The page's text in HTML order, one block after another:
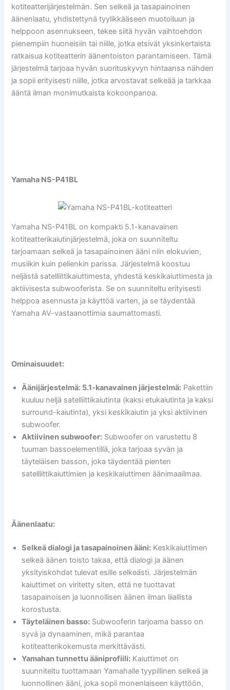
kotiteatterijärjestelmän. Sen selkeä ja tasapainoinen
äänenlaatu, yhdistettynä tyylikkääseen muotoiluun ja
helppoon asennukseen, tekee siitä hyvän vaihtoehdon
pienempiin huoneisiin tai niille, jotka etsivät yksinkertaista
ratkaisua kotiteatterin äänentoiston parantamiseen. Tämä
järjestelmä tarjoaa hyvän suorituskyvyn hintaansa nähden
ja sopii erityisesti niille, jotka arvostavat selkeää ja tarkkaa
ääntä ilman monimutkaista kokoonpanoa.
Yamaha NS-P41BL
Yamaha NS-P41BL on kompakti 5.1-kanavainen
kotiteatterikaiutinjärjestelmä, joka on suunniteltu
tarjoamaan selkeä ja tasapainoinen ääni niin elokuvien,
musiikin kuin pelienkin parissa. Järjestelmä koostuu
neljästä satelliittikaiuttimesta, yhdestä keskikaiuttimesta ja
aktiivisesta subwooferista. Se on suunniteltu erityisesti
helppoa asennusta ja käyttöä varten, ja se täydentää
Yamaha AV-vastaanottimia saumattomasti.
Ominaisuudet:
Äänijärjestelmä: 5.1-kanavainen järjestelmä: Pakettiin
kuuluu neljä satelliittikaiutinta (kaksi etukaiutinta ja kaksi
surround-kaiutinta), yksi keskikaiutin ja yksi aktiivinen
subwoofer.
Aktiivinen subwoofer: Subwoofer on varustettu 8
tuuman bassoelementillä, joka tarjoaa syvän ja
täyteläisen basson, joka täydentää pienten
satelliittikaiuttimien ja keskikaiuttimen äänimaailmaa.
Äänenlaatu:
Selkeä dialogi ja tasapainoinen ääni: Keskikaiuttimen
selkeä äänen toisto takaa, että dialogi ja äänen
yksityiskohdat tulevat esille selkeästi. Järjestelmän
kaiuttimet on viritetty siten, että ne tuottavat
tasapainoisen ja luonnollisen äänen ilman liiallista
korostusta.
Täyteläinen basso: Subwooferin tarjoama basso on
syvä ja dynaaminen, mikä parantaa
kotiteatterikokemusta merkittävästi.
Yamahan tunnettu ääniprofiili: Kaiuttimet on
suunniteltu tuottamaan Yamahalle tyypillinen selkeä ja
luonnollinen ääni, joka sopii monenlaiseen käyttöön,